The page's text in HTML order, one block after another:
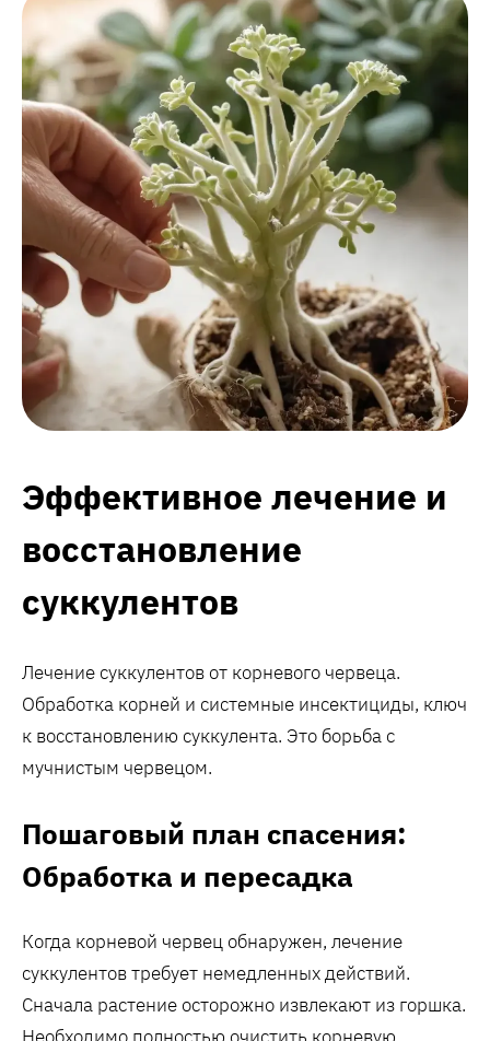
Эффективное лечение и
восстановление
суккулентов
Лечение суккулентов от корневого червеца.
Обработка корней и системные инсектициды, ключ
к восстановлению суккулента. Это борьба с
мучнистым червецом.
Пошаговый план спасения:
Обработка и пересадка
Когда корневой червец обнаружен, лечение
суккулентов требует немедленных действий.
Сначала растение осторожно извлекают из горшка.
Необходимо полностью очистить корневую